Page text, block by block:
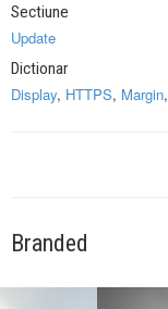
Sectiune
Update
Dictionar
Display, HTTPS, Margin,
Branded